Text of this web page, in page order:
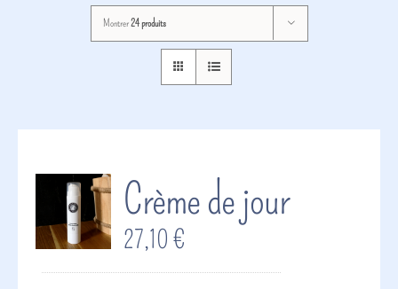
Montrer24 produits
Crème de jour
27,10€